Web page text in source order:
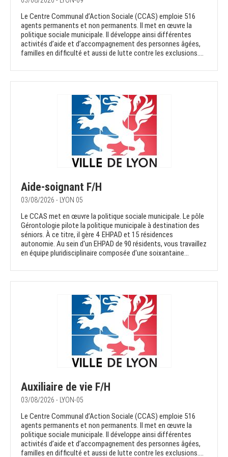
Le Centre Communal d’Action Sociale (CCAS) emploie 516
agents permanents et non permanents. Il met en œuvre la
politique sociale municipale. Il développe ainsi différentes
activités d’aide et d’accompagnement des personnes âgées,
familles en difficulté et aussi de lutte contre les exclusions....
Aide-soignant F/H
03/08/2026 - LYON 05
Le CCAS met en œuvre la politique sociale municipale. Le pôle
Gérontologie pilote la politique municipale à destination des
séniors. À ce titre, il gère 4 EHPAD et 15 résidences
autonomie. Au sein d'un EHPAD de 90 résidents, vous travaillez
en équipe pluridisciplinaire composée d'une soixantaine...
Auxiliaire de vie F/H
03/08/2026 - LYON-05
Le Centre Communal d’Action Sociale (CCAS) emploie 516
agents permanents et non permanents. Il met en œuvre la
politique sociale municipale. Il développe ainsi différentes
activités d’aide et d’accompagnement des personnes âgées,
familles en difficulté et aussi de lutte contre les exclusions....